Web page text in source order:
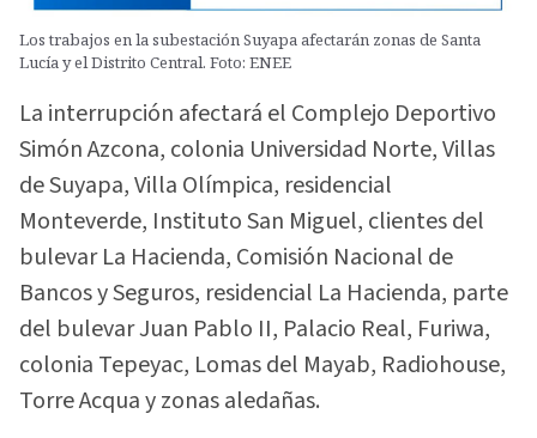
Los trabajos en la subestación Suyapa afectarán zonas de Santa
Lucía y el Distrito Central. Foto: ENEE
La interrupción afectará el Complejo Deportivo
Simón Azcona, colonia Universidad Norte, Villas
de Suyapa, Villa Olímpica, residencial
Monteverde, Instituto San Miguel, clientes del
bulevar La Hacienda, Comisión Nacional de
Bancos y Seguros, residencial La Hacienda, parte
del bulevar Juan Pablo II, Palacio Real, Furiwa,
colonia Tepeyac, Lomas del Mayab, Radiohouse,
Torre Acqua y zonas aledañas.